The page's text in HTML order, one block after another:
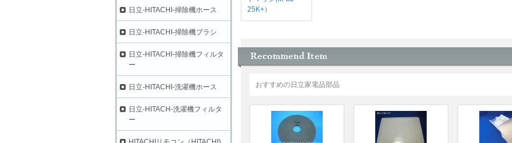
25K+）
おすすめの日立家電品部品
日立-HITACHI-掃除機ホース
日立-HITACHI-掃除機ブラシ
日立-HITACHI-掃除機フィルタ
ー
日立-HITACHI-洗濯機ホース
日立-HITACH-洗濯機フィルタ
ー